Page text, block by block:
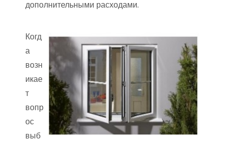
дополнительными расходами.
Когд
а
возн
икае
т
вопр
ос
выб